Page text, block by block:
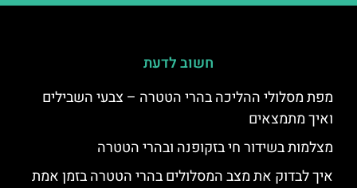
חשוב לדעת
מפת מסלולי ההליכה בהרי הטטרה – צבעי השבילים
ואיך מתמצאים
מצלמות בשידור חי בזקופנה ובהרי הטטרה
איך לבדוק את מצב המסלולים בהרי הטטרה בזמן אמת